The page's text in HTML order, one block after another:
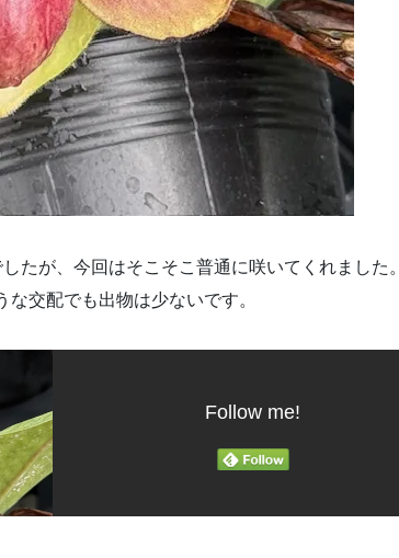
たが、今回はそこそこ普通に咲いてくれました。
交配でも出物は少ないです。
Follow me!